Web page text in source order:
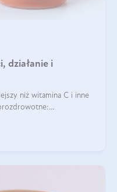
działanie i
niż witamina C i inne